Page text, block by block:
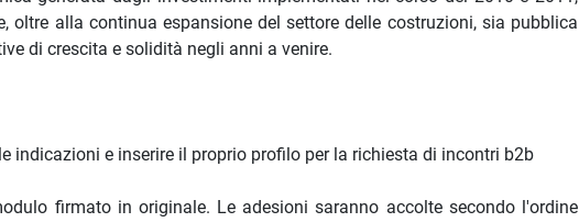
oltre alla continua espansione del settore delle costruzioni, sia pubblica
di crescita e solidità negli anni a venire.
indicazioni e inserire il proprio profilo per la richiesta di incontri b2b
firmato in originale. Le adesioni saranno accolte secondo l'ordine